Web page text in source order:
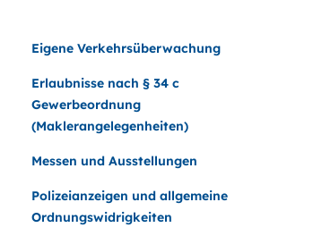
Eigene Verkehrsüberwachung
Erlaubnisse nach § 34 c
Gewerbeordnung
(Maklerangelegenheiten)
Messen und Ausstellungen
Polizeianzeigen und allgemeine
Ordnungswidrigkeiten